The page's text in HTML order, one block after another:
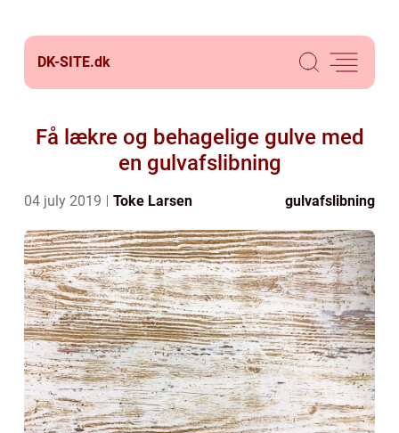
DK-SITE.dk
Få lækre og behagelige gulve med
en gulvafslibning
04 july 2019 Toke Larsen gulvafslibning